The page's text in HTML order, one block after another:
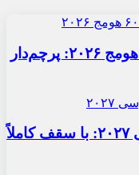
معرفی لامبورگینی روئلتو میورا ۶۰ هومج ۲۰۲۶: پرچم‌دار
معرفی پورشه ۹۱۱ جی‌تی۳ اس‌سی ۲۰۲۷: با سقف کاملاً